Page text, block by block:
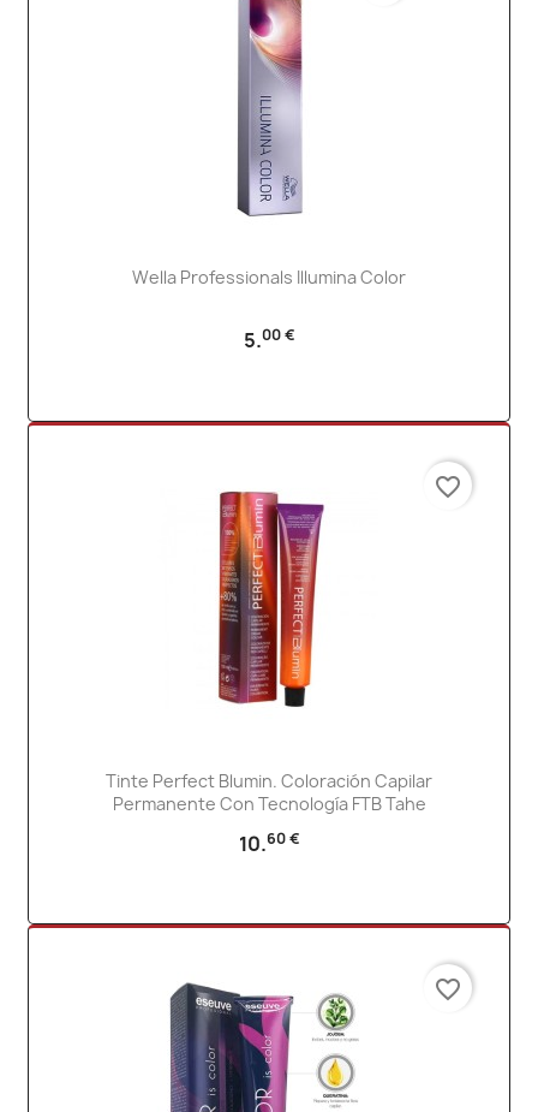
Wella Professionals Illumina Color
5.00 €
Tinte Perfect Blumin. Coloración Capilar
Permanente Con Tecnología FTB Tahe
10.60 €
favorite_border
favorite_border